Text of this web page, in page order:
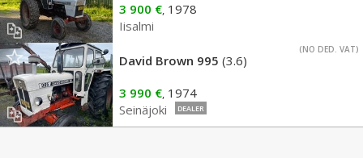
3 900 €, 1978
Iisalmi
(NO DED. VAT)
David Brown 995 (3.6)
3 990 €, 1974
Seinäjoki
DEALER